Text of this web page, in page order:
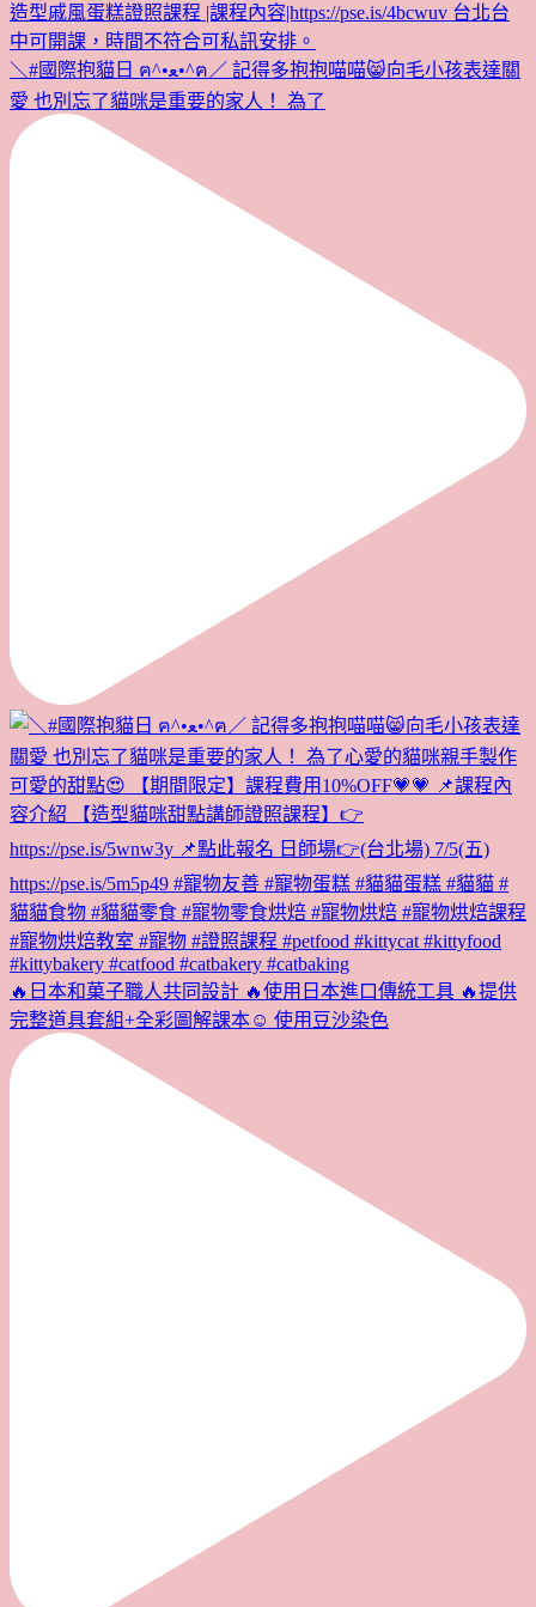
＼#國際抱貓日 ฅ^•ﻌ•^ฅ／ 記得多抱抱喵喵😸向毛小孩表達關
愛 也別忘了貓咪是重要的家人！ 為了
🔥日本和菓子職人共同設計 🔥使用日本進口傳統工具 🔥提供
完整道具套組+全彩圖解課本☺️ 使用豆沙染色